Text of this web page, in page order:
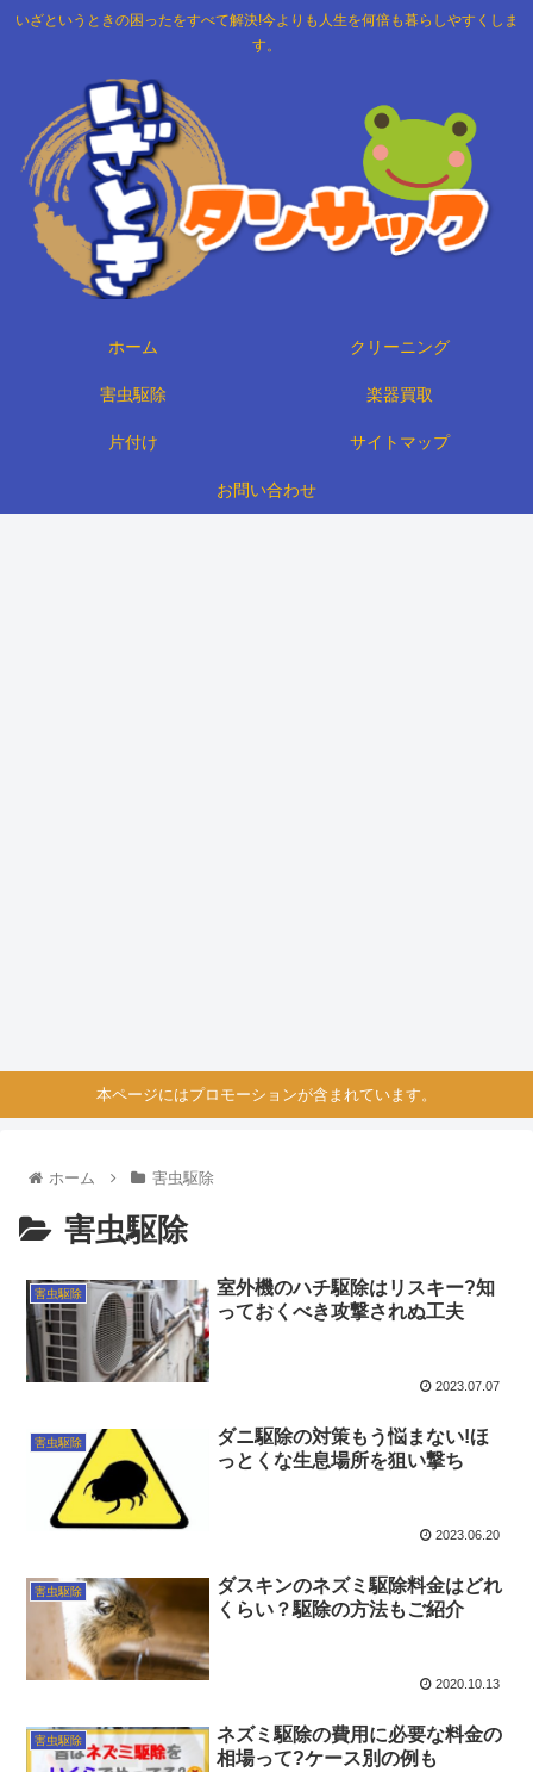
いざというときの困ったをすべて解決!今よりも人生を何倍も暮らしやすくしま
す。
ホーム クリーニング
害虫駆除 楽器買取
片付け サイトマップ
お問い合わせ
本ページにはプロモーションが含まれています。
ホーム 害虫駆除
害虫駆除
害虫駆除
室外機のハチ駆除はリスキー?知
っておくべき攻撃されぬ工夫
2023.07.07
害虫駆除
ダニ駆除の対策もう悩まない!ほ
っとくな生息場所を狙い撃ち
2023.06.20
害虫駆除
ダスキンのネズミ駆除料金はどれ
くらい？駆除の方法もご紹介
2020.10.13
害虫駆除
ネズミ駆除の費用に必要な料金の
相場って?ケース別の例も